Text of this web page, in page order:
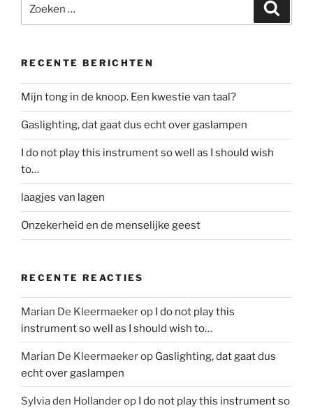
naar:
RECENTE BERICHTEN
Mijn tong in de knoop. Een kwestie van taal?
Gaslighting, dat gaat dus echt over gaslampen
I do not play this instrument so well as I should wish
to…
laagjes van lagen
Onzekerheid en de menselijke geest
RECENTE REACTIES
Marian De Kleermaekerop I do not play this
instrument so well as I should wish to…
Marian De Kleermaekerop Gaslighting, dat gaat dus
echt over gaslampen
Sylvia den Hollanderop I do not play this instrument so